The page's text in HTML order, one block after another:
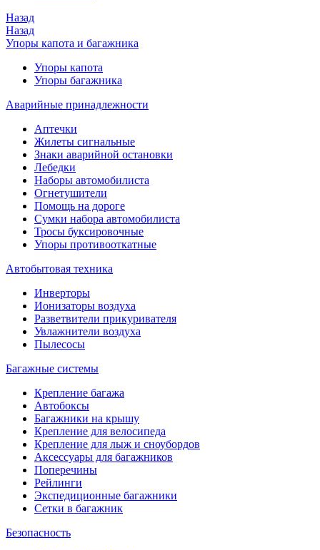
Назад
Назад
Упоры капота и багажника
Упоры капота
Упоры багажника
Аварийные принадлежности
Аптечки
Жилеты сигнальные
Знаки аварийной остановки
Лебедки
Наборы автомобилиста
Огнетушители
Помощь на дороге
Сумки набора автомобилиста
Тросы буксировочные
Упоры противооткатные
Автобытовая техника
Инверторы
Ионизаторы воздуха
Разветвители прикуривателя
Увлажнители воздуха
Пылесосы
Багажные системы
Крепление багажа
Автобоксы
Багажники на крышу
Крепление для велосипеда
Крепление для лыж и сноубордов
Аксессуары для багажников
Поперечины
Рейлинги
Экспедиционные багажники
Сетки в багажник
Безопасность